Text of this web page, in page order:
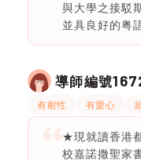
與大學之接駁
並具良好的粤
導師編號
有耐性 有愛心
★現就讀香港
校嘉諾撒聖家